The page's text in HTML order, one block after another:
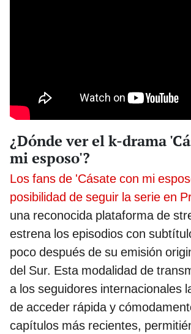
¿Dónde ver el k-drama
mi esposo'?
Los fans de 'Cásate con mi
posibilidad de seguir la serie en
una reconocida plataforma de
estrena los episodios con
poco después de su emisión
del Sur. Esta modalidad de
a los seguidores internacionales
de acceder rápida y
capítulos más recientes,